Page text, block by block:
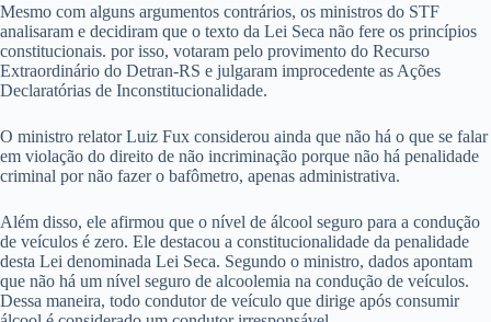
Mesmo com alguns argumentos contrários, os ministros do STF
analisaram e decidiram que o texto da Lei Seca não fere os princípios
constitucionais. por isso, votaram pelo provimento do Recurso
Extraordinário do Detran-RS e julgaram improcedente as Ações
Declaratórias de Inconstitucionalidade.
O ministro relator Luiz Fux considerou ainda que não há o que se falar
em violação do direito de não incriminação porque não há penalidade
criminal por não fazer o bafômetro, apenas administrativa.
Além disso, ele afirmou que o nível de álcool seguro para a condução
de veículos é zero. Ele destacou a constitucionalidade da penalidade
desta Lei denominada Lei Seca. Segundo o ministro, dados apontam
que não há um nível seguro de alcoolemia na condução de veículos.
Dessa maneira, todo condutor de veículo que dirige após consumir